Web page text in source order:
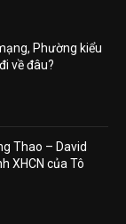
Phường kiểu
về đâu?
Thao – David
XHCN của Tô